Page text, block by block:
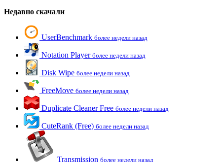
Недавно скачали
UserBenchmark более недели назад
Notation Player более недели назад
Disk Wipe более недели назад
FreeMove более недели назад
Duplicate Cleaner Free более недели назад
CuteRank (Free) более недели назад
Transmission более недели назад